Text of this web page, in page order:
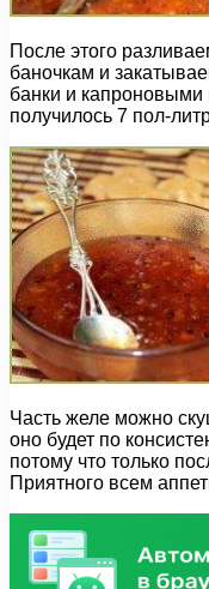
После этого
баночкам и
банки и
получилось 7 пол-
Часть желе можно
оно будет по
потому что только
Приятного всем